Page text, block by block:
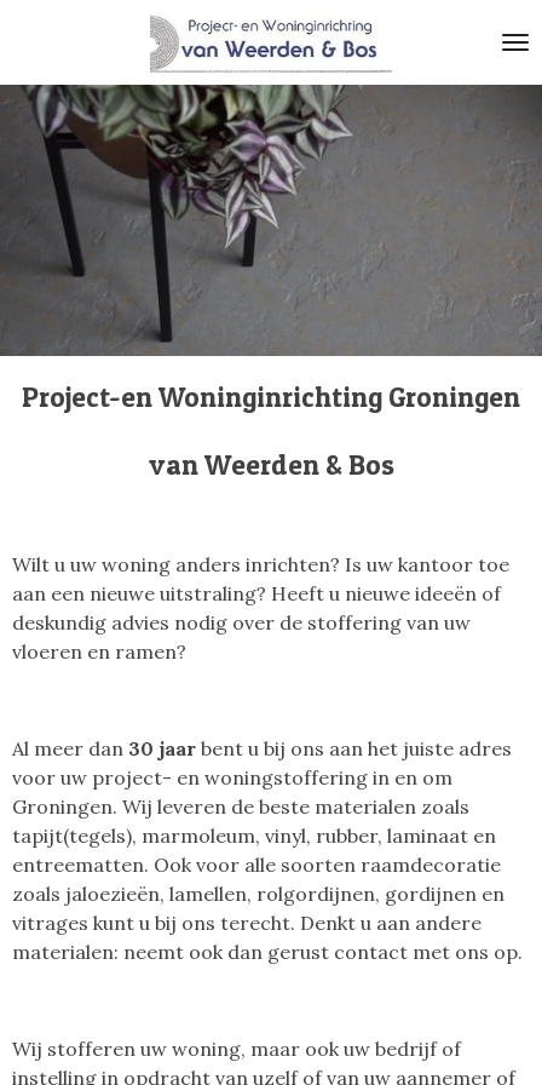
naar
hoofdinhoud
Project-en Woninginrichting Groningen
van Weerden & Bos
Wilt u uw woning anders inrichten? Is uw kantoor toe
aan een nieuwe uitstraling? Heeft u nieuwe ideeën of
deskundig advies nodig over de stoffering van uw
vloeren en ramen?
Al meer dan 30 jaar bent u bij ons aan het juiste adres
voor uw project- en woningstoffering in en om
Groningen. Wij leveren de beste materialen zoals
tapijt(tegels), marmoleum, vinyl, rubber, laminaat en
entreematten. Ook voor alle soorten raamdecoratie
zoals jaloezieën, lamellen, rolgordijnen, gordijnen en
vitrages kunt u bij ons terecht. Denkt u aan andere
materialen: neemt ook dan gerust contact met ons op.
Wij stofferen uw woning, maar ook uw bedrijf of
instelling in opdracht van uzelf of van uw aannemer of